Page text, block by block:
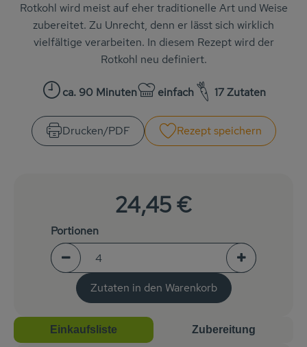
Süßes & Snacks
Getränke
Naturkosmetik
Dr. Hauschka - Wala
Saatgut
Gedrucktes
Trinkgeld & Spenden
Rotkohl wird meist auf eher traditionelle Art und Weise
zubereitet. Zu Unrecht, denn er lässt sich wirklich
vielfältige verarbeiten. In diesem Rezept wird der
Rotkohl neu definiert.
Zubreitungszeit:
ca. 90 Minuten
Schwierigkeit:
einfach 17 Zutaten
Drucken​/​PDF Rezept speichern
24,45 €
Portionen verringern (aktuell 4 Portionen
Portionen
Portionen
Zutaten in den Warenkorb
Einkaufsliste Zubereitung